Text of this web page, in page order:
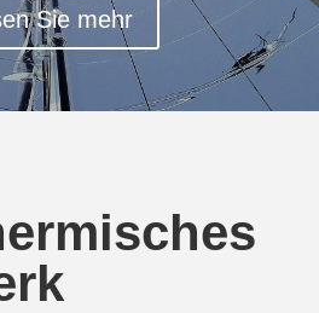
Sie mehr